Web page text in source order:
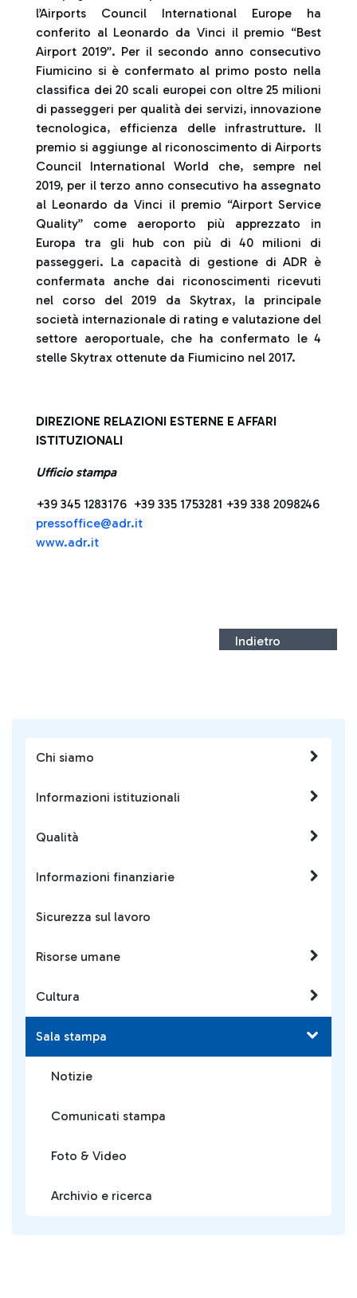
Chi siamo
Informazioni istituzionali
Qualità
Informazioni finanziarie
Sicurezza sul lavoro
Risorse umane
Cultura
Sala stampa
Notizie
Comunicati stampa
Foto & Video
Archivio e ricerca
l’Airports Council International Europe ha
conferito al Leonardo da Vinci il premio “Best
Airport 2019”. Per il secondo anno consecutivo
Fiumicino si è confermato al primo posto nella
classifica dei 20 scali europei con oltre 25 milioni
di passeggeri per qualità dei servizi, innovazione
tecnologica, efficienza delle infrastrutture. Il
premio si aggiunge al riconoscimento di Airports
Council International World che, sempre nel
2019, per il terzo anno consecutivo ha assegnato
al Leonardo da Vinci il premio “Airport Service
Quality” come aeroporto più apprezzato in
Europa tra gli hub con più di 40 milioni di
passeggeri. La capacità di gestione di ADR è
confermata anche dai riconoscimenti ricevuti
nel corso del 2019 da Skytrax, la principale
società internazionale di rating e valutazione del
settore aeroportuale, che ha confermato le 4
stelle Skytrax ottenute da Fiumicino nel 2017.
DIREZIONE RELAZIONI ESTERNE E AFFARI
ISTITUZIONALI
Ufficio stampa
+39 345 1283176 +39 335 1753281 +39 338 2098246
pressoffice@adr.it
www.adr.it
Indietro